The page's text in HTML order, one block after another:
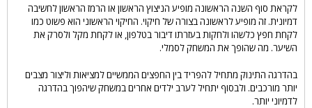
לקראת סוף השנה הראשונה מופיע הניצוץ הראשון או הרמז הראשון לחשיבה
דמיונית. זה מופיע לראשונה בצורה של חיקוי. החיקוי הראשוני הוא פשוט כמו
לקחת חפץ כלשהו ולחקות בעזרתו דיבור בטלפון, או לקחת מקל ולסרק את
השיער. מה שהופך את המשחק לסמלי.
בהדרגה התינוק מתחיל להפריד בין החפצים הממשיים למציאות וליצור מצבים
יותר מורכבים. ולבסוף יתחיל לערב ילדים אחרים במשחק שיהפוך בהדרגה
לדמיוני יותר.